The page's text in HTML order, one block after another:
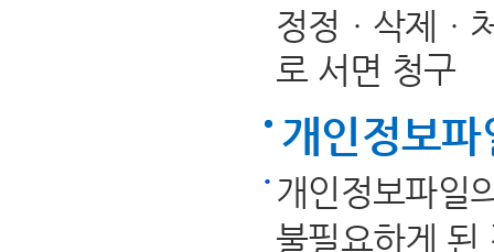
정정ㆍ삭제ㆍ
로 서면 청구
개인정보
개인정보파일
불필요하게 된